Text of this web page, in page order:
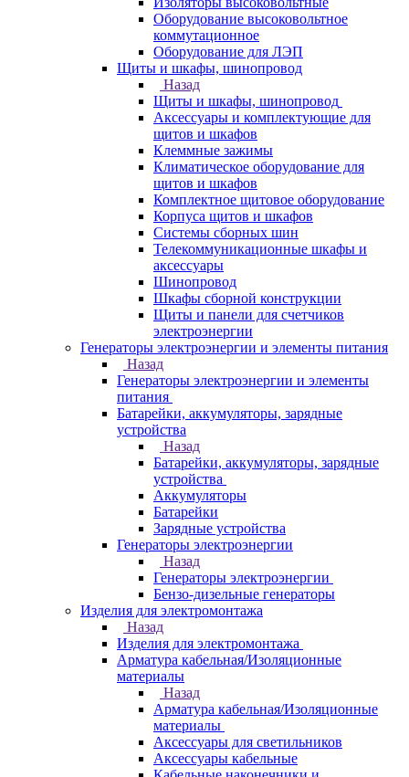
Оборудование высоковольтное
коммутационное
Оборудование для ЛЭП
Щиты и шкафы, шинопровод
Назад
Щиты и шкафы, шинопровод
Аксессуары и комплектующие для
щитов и шкафов
Клеммные зажимы
Климатическое оборудование для
щитов и шкафов
Комплектное щитовое оборудование
Корпуса щитов и шкафов
Системы сборных шин
Телекоммуникационные шкафы и
аксессуары
Шинопровод
Шкафы сборной конструкции
Щиты и панели для счетчиков
электроэнергии
Генераторы электроэнергии и элементы питания
Назад
Генераторы электроэнергии и элементы
питания
Батарейки, аккумуляторы, зарядные
устройства
Назад
Батарейки, аккумуляторы, зарядные
устройства
Аккумуляторы
Батарейки
Зарядные устройства
Генераторы электроэнергии
Назад
Генераторы электроэнергии
Бензо-дизельные генераторы
Изделия для электромонтажа
Назад
Изделия для электромонтажа
Арматура кабельная/Изоляционные
материалы
Назад
Арматура кабельная/Изоляционные
материалы
Аксессуары для светильников
Аксессуары кабельные